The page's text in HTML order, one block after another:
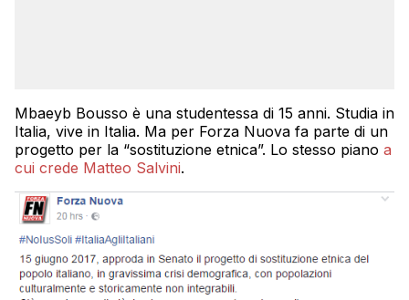
Mbaeyb Bousso è una studentessa di 15 anni. Studia in
Italia, vive in Italia. Ma per Forza Nuova fa parte di un
progetto per la “sostituzione etnica”. Lo stesso piano a
cui crede Matteo Salvini.